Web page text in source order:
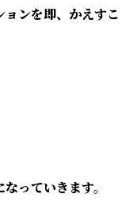
ンを即、かえすこ
っていきます。